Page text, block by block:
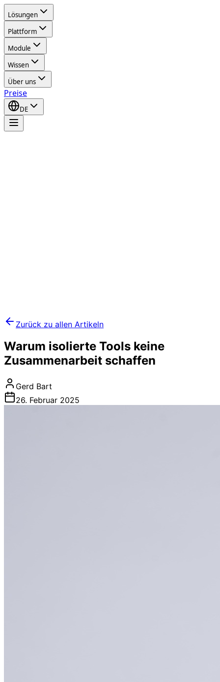
Lösungen
Plattform
Module
Wissen
Über uns
Preise
DE
Zurück zu allen Artikeln
Warum isolierte Tools keine
Zusammenarbeit schaffen
Gerd Bart
26. Februar 2025